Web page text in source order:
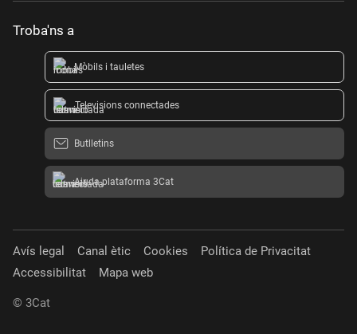
Troba'ns a
Mòbils i tauletes
Televisions connectades
Butlletins
Ajuda plataforma 3Cat
Avís legal Canal ètic Cookies
Política de Privacitat
Accessibilitat
Mapa web
© 3Cat